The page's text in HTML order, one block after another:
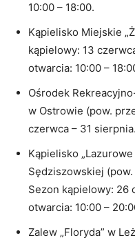
10:00 – 18:00.
Kąpielisko Miejskie
kąpielowy: 13
otwarcia: 10:00 –
Ośrodek
w Ostrowie (pow.
czerwca – 31
Kąpielisko
Sędziszowskiej
Sezon kąpielowy: 26
otwarcia: 10:00 –
Zalew „Floryda” w